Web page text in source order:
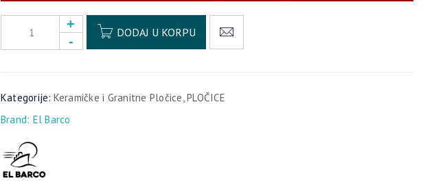
DODAJ U KORPU
Kategorije: Keramičke i Granitne Pločice,PLOČICE
Brand: El Barco